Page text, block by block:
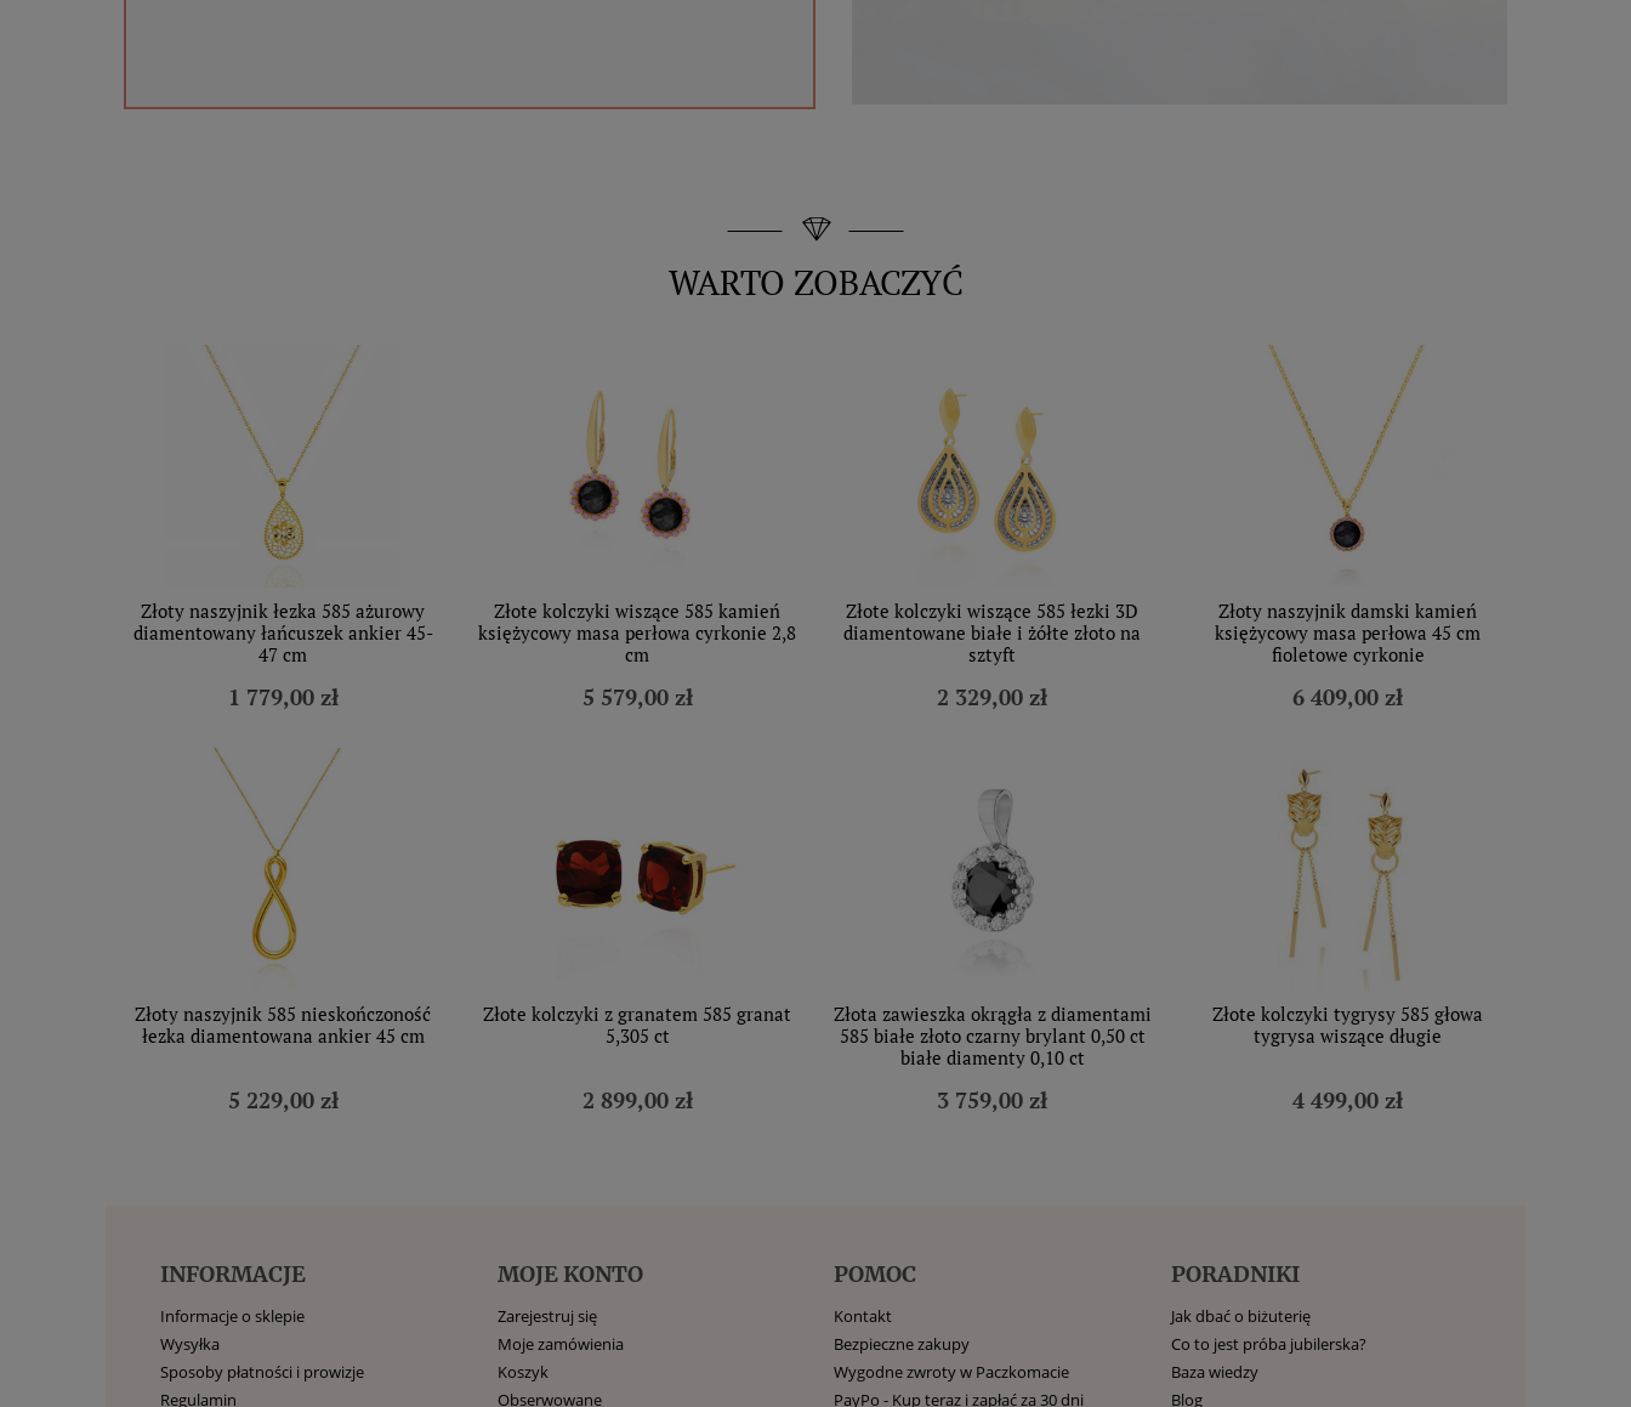
WARTO ZOBACZYĆ
Złoty naszyjnik łezka 585 ażurowy
diamentowany łańcuszek ankier 45-
47 cm
1 779,00 zł
Złote kolczyki wiszące 585 kamień
księżycowy masa perłowa cyrkonie 2,8
cm
5 579,00 zł
Złote kolczyki wiszące 585 łezki 3D
diamentowane białe i żółte złoto na
sztyft
2 329,00 zł
Złoty naszyjnik damski kamień
księżycowy masa perłowa 45 cm
fioletowe cyrkonie
6 409,00 zł
Złoty naszyjnik 585 nieskończoność
łezka diamentowana ankier 45 cm
5 229,00 zł
Złote kolczyki z granatem 585 granat
5,305 ct
2 899,00 zł
Złota zawieszka okrągła z diamentami
585 białe złoto czarny brylant 0,50 ct
białe diamenty 0,10 ct
3 759,00 zł
Złote kolczyki tygrysy 585 głowa
tygrysa wiszące długie
4 499,00 zł
INFORMACJE
Informacje o sklepie
Wysyłka
Sposoby płatności i prowizje
Regulamin
MOJE KONTO
Zarejestruj się
Moje zamówienia
Koszyk
Obserwowane
POMOC
Kontakt
Bezpieczne zakupy
Wygodne zwroty w Paczkomacie
PayPo - Kup teraz i zapłać za 30 dni
PORADNIKI
Jak dbać o biżuterię
Co to jest próba jubilerska?
Baza wiedzy
Blog